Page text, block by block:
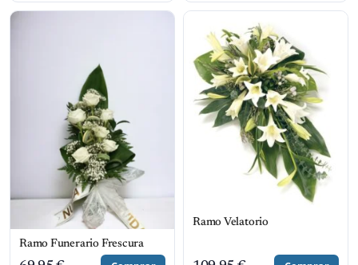
Ramo Funerario Frescura
Ramo Velatorio